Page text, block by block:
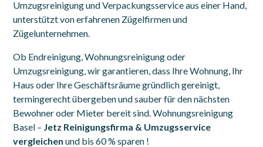
Umzugsreinigung und Verpackungsservice aus einer Hand,
unterstützt von erfahrenen Zügelfirmen und
Zügelunternehmen.
Ob Endreinigung, Wohnungsreinigung oder
Umzugsreinigung, wir garantieren, dass Ihre Wohnung, Ihr
Haus oder Ihre Geschäftsräume gründlich gereinigt,
termingerecht übergeben und sauber für den nächsten
Bewohner oder Mieter bereit sind. Wohnungsreinigung
Basel – Jetz Reinigungsfirma & Umzugsservice
vergleichen und bis 60 % sparen !